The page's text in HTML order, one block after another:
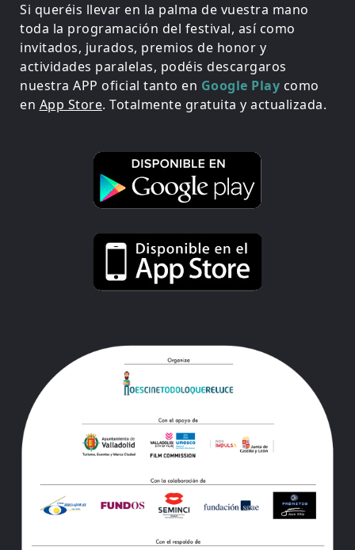
Si queréis llevar en la palma de vuestra mano
toda la programación del festival, así como
invitados, jurados, premios de honor y
actividades paralelas, podéis descargaros
nuestra APP oficial tanto en Google Play como
en App Store. Totalmente gratuita y actualizada.